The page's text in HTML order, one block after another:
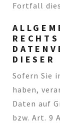
Fortfall
DIESER
Sofern Sie
haben,
Daten auf
bzw. Art. 9